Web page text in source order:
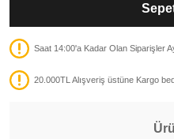
Saat 14:00'a Kadar Olan Siparişler
20.000TL Alışveriş üstüne Kargo